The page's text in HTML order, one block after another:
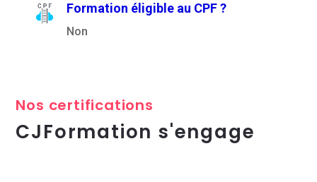
Formation éligible au CPF ?
Non
Nos certifications
CJFormation s'engage